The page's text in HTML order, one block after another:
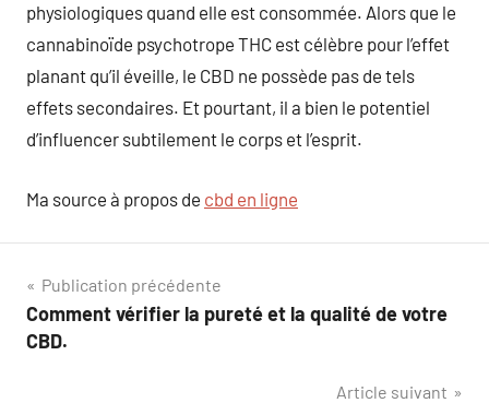
physiologiques quand elle est consommée. Alors que le
cannabinoïde psychotrope THC est célèbre pour l’effet
planant qu’il éveille, le CBD ne possède pas de tels
effets secondaires. Et pourtant, il a bien le potentiel
d’influencer subtilement le corps et l’esprit.
Ma source à propos de cbd en ligne
Navigation
de
Publication précédente
Comment vérifier la pureté et la qualité de votre
CBD.
Article suivant